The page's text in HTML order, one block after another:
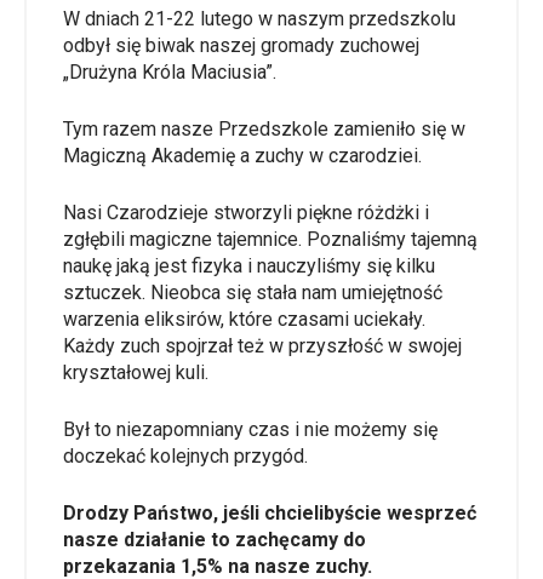
W dniach 21-22 lutego w naszym przedszkolu
odbył się biwak naszej gromady zuchowej
„Drużyna Króla Maciusia”.
Tym razem nasze Przedszkole zamieniło się w
Magiczną Akademię a zuchy w czarodziei.
Nasi Czarodzieje stworzyli piękne różdżki i
zgłębili magiczne tajemnice. Poznaliśmy tajemną
naukę jaką jest fizyka i nauczyliśmy się kilku
sztuczek. Nieobca się stała nam umiejętność
warzenia eliksirów, które czasami uciekały.
Każdy zuch spojrzał też w przyszłość w swojej
kryształowej kuli.
Był to niezapomniany czas i nie możemy się
doczekać kolejnych przygód.
Drodzy Państwo, jeśli chcielibyście wesprzeć
nasze działanie to zachęcamy do
przekazania 1,5% na nasze zuchy.